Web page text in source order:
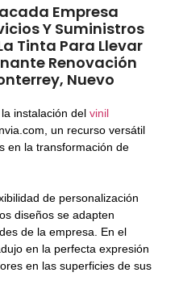
Empresa
Y Suministros
Tinta Para Llevar
Renovación
Nuevo
instalación delvinil
un recurso versátil
en la transformación de
de personalización
diseños se adapten
de la empresa. En el
en la perfecta expresión
en las superficies de sus